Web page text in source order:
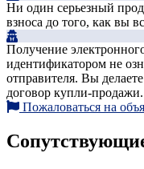
Ни один серьезный
взноса до того, как вы
Получение
идентификатором не
отправителя. Вы
договор купли-продажи.
Пожаловаться на